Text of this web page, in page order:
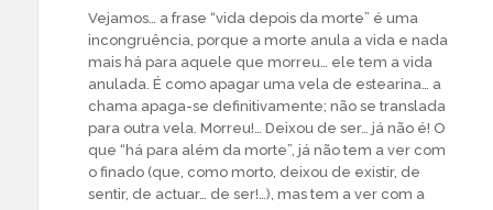
Vejamos… a frase “vida depois da morte” é uma
incongruência, porque a morte anula a vida e nada
mais há para aquele que morreu… ele tem a vida
anulada. É como apagar uma vela de estearina… a
chama apaga-se definitivamente; não se translada
para outra vela. Morreu!… Deixou de ser… já não é! O
que “há para além da morte”, já não tem a ver com
o finado (que, como morto, deixou de existir, de
sentir, de actuar… de ser!…), mas tem a ver com a